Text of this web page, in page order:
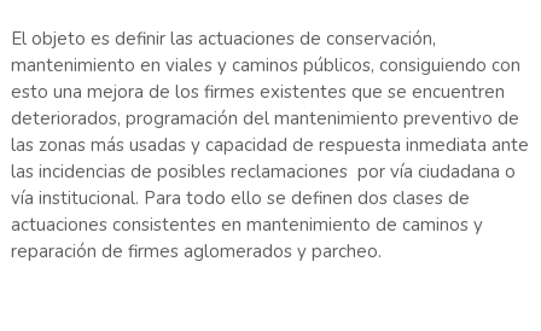
El objeto es definir las actuaciones de conservación,
mantenimiento en viales y caminos públicos, consiguiendo con
esto una mejora de los firmes existentes que se encuentren
deteriorados, programación del mantenimiento preventivo de
las zonas más usadas y capacidad de respuesta inmediata ante
las incidencias de posibles reclamaciones por vía ciudadana o
vía institucional. Para todo ello se definen dos clases de
actuaciones consistentes en mantenimiento de caminos y
reparación de firmes aglomerados y parcheo.